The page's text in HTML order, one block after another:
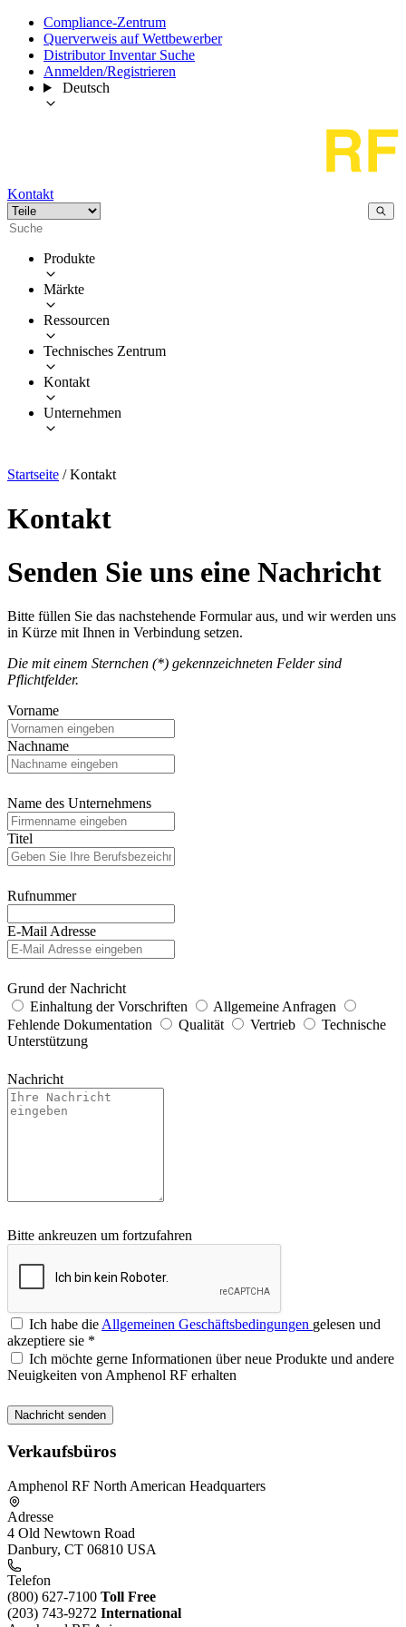
Compliance-Zentrum
Querverweis auf Wettbewerber
Distributor Inventar Suche
Anmelden/Registrieren
Deutsch
Kontakt
Produkte
Märkte
Ressourcen
Technisches Zentrum
Kontakt
Unternehmen
Startseite / Kontakt
Kontakt
Senden Sie uns eine Nachricht
Bitte füllen Sie das nachstehende Formular aus, und wir werden uns
in Kürze mit Ihnen in Verbindung setzen.
Die mit einem Sternchen (*) gekennzeichneten Felder sind
Pflichtfelder.
Vorname
Nachname
Name des Unternehmens
Titel
Rufnummer
E-Mail Adresse
Grund der Nachricht
Einhaltung der Vorschriften
Allgemeine Anfragen
Fehlende Dokumentation
Qualität Vertrieb
Technische
Unterstützung
Nachricht
Bitte ankreuzen um fortzufahren
Ich habe die Allgemeinen Geschäftsbedingungen gelesen und
akzeptiere sie *
Ich möchte gerne Informationen über neue Produkte und andere
Neuigkeiten von Amphenol RF erhalten
Verkaufsbüros
Amphenol RF North American Headquarters
Adresse
4 Old Newtown Road
Danbury, CT 06810 USA
Telefon
(800) 627-7100 Toll Free
(203) 743-9272 International